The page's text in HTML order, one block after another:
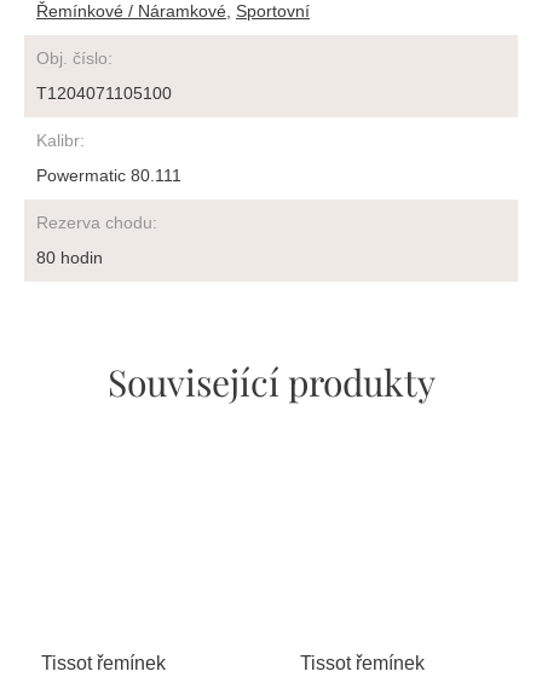
Související produkty
Tissot řemínek
Tissot řemínek
Řemínkové / Náramkové Sportovní
Obj. číslo:
T1204071105100
Kalibr:
Powermatic 80.111
Rezerva chodu:
80 hodin